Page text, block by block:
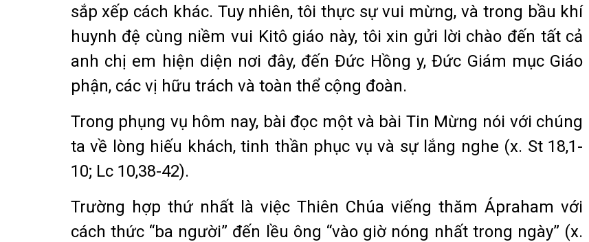
sắp xếp cách khác. Tuy nhiên, tôi thực sự vui mừng, và trong bầu khí
huynh đệ cùng niềm vui Kitô giáo này, tôi xin gửi lời chào đến tất cả
anh chị em hiện diện nơi đây, đến Đức Hồng y, Đức Giám mục Giáo
phận, các vị hữu trách và toàn thể cộng đoàn.
Trong phụng vụ hôm nay, bài đọc một và bài Tin Mừng nói với chúng
ta về lòng hiếu khách, tinh thần phục vụ và sự lắng nghe (x. St 18,1-
10; Lc 10,38-42).
Trường hợp thứ nhất là việc Thiên Chúa viếng thăm Ápraham với
cách thức “ba người” đến lều ông “vào giờ nóng nhất trong ngày” (x.